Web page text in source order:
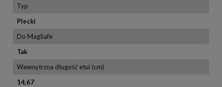
Typ
Plecki
Do MagSafe
Tak
Wewnętrzna długość etui (cm)
14,67